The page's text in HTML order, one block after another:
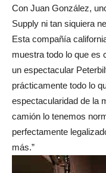
Con Juan González,
Supply ni tan siquiera
Esta compañía
muestra todo lo que es
un espectacular
prácticamente todo lo
espectacularidad de la
camión lo tenemos
perfectamente
más.”